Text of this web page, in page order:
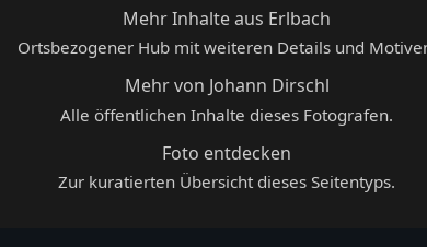
Mehr Inhalte aus Erlbach
Ortsbezogener Hub mit weiteren Details und
Mehr von Johann Dirschl
Alle öffentlichen Inhalte dieses Fotografen.
Foto entdecken
Zur kuratierten Übersicht dieses Seitentyps.